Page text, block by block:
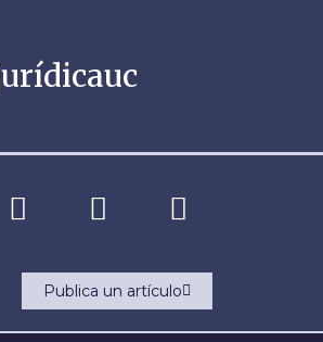
Publica un artículo